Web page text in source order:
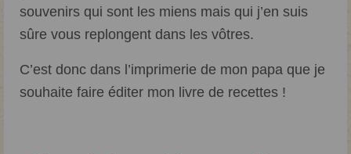
souvenirs qui sont les miens mais qui j’en suis
sûre vous replongent dans les vôtres.
C’est donc dans l’imprimerie de mon papa que je
souhaite faire éditer mon livre de recettes !